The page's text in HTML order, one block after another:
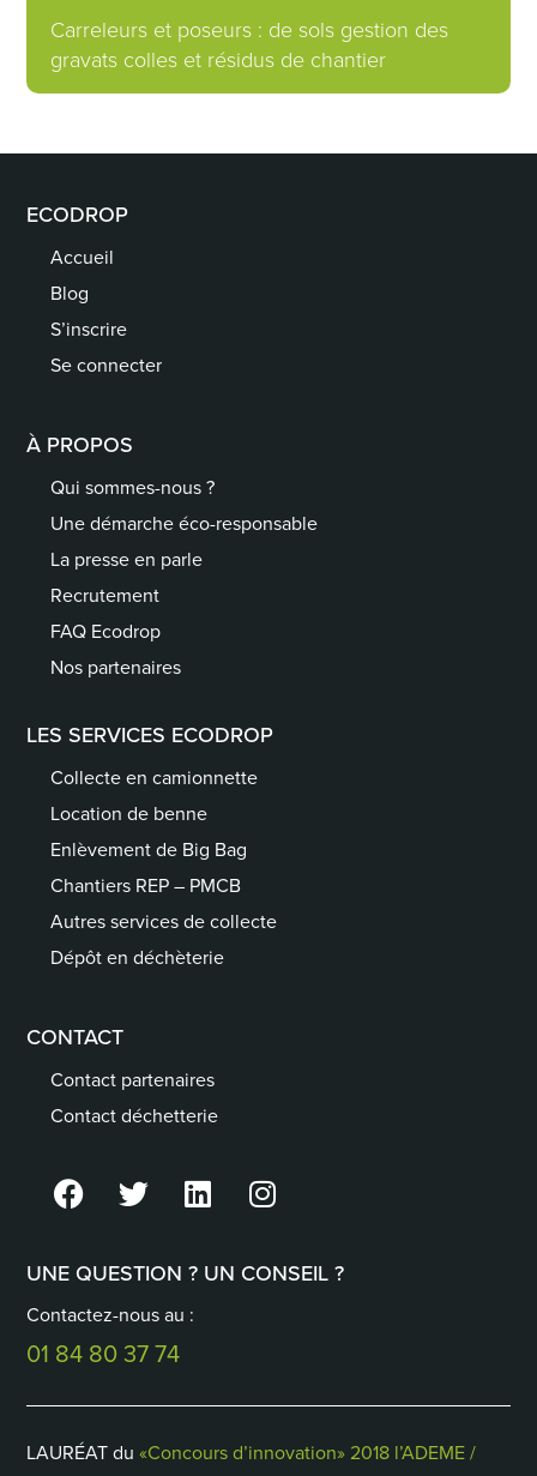
Carreleurs et poseurs : de sols gestion des
gravats colles et résidus de chantier
ECODROP
Accueil
Blog
S’inscrire
Se connecter
À PROPOS
Qui sommes-nous ?
Une démarche éco-responsable
La presse en parle
Recrutement
FAQ Ecodrop
Nos partenaires
LES SERVICES ECODROP
Collecte en camionnette
Location de benne
Enlèvement de Big Bag
Chantiers REP – PMCB
Autres services de collecte
Dépôt en déchèterie
CONTACT
Contact partenaires
Contact déchetterie
UNE QUESTION ? UN CONSEIL ?
Contactez-nous au :
01 84 80 37 74
LAURÉAT du«Concours d’innovation» 2018 l’ADEME /